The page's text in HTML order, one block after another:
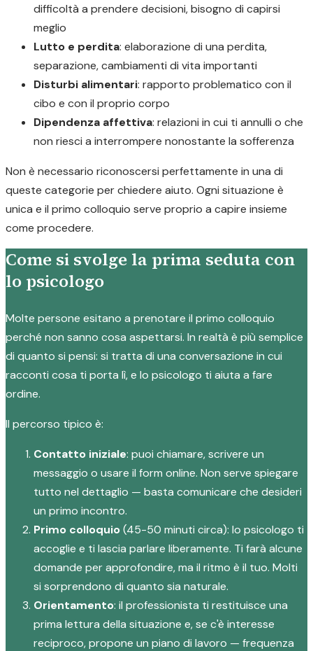
difficoltà a prendere decisioni, bisogno di capirsi
meglio
Lutto e perdita: elaborazione di una perdita,
separazione, cambiamenti di vita importanti
Disturbi alimentari: rapporto problematico con il
cibo e con il proprio corpo
Dipendenza affettiva: relazioni in cui ti annulli o che
non riesci a interrompere nonostante la sofferenza
Non è necessario riconoscersi perfettamente in una di
queste categorie per chiedere aiuto. Ogni situazione è
unica e il primo colloquio serve proprio a capire insieme
come procedere.
Come si svolge la prima seduta con
lo psicologo
Molte persone esitano a prenotare il primo colloquio
perché non sanno cosa aspettarsi. In realtà è più semplice
di quanto si pensi: si tratta di una conversazione in cui
racconti cosa ti porta lì, e lo psicologo ti aiuta a fare
ordine.
Il percorso tipico è:
Contatto iniziale: puoi chiamare, scrivere un
messaggio o usare il form online. Non serve spiegare
tutto nel dettaglio — basta comunicare che desideri
un primo incontro.
Primo colloquio(45-50 minuti circa): lo psicologo ti
accoglie e ti lascia parlare liberamente. Ti farà alcune
domande per approfondire, ma il ritmo è il tuo. Molti
si sorprendono di quanto sia naturale.
Orientamento: il professionista ti restituisce una
prima lettura della situazione e, se c'è interesse
reciproco, propone un piano di lavoro — frequenza